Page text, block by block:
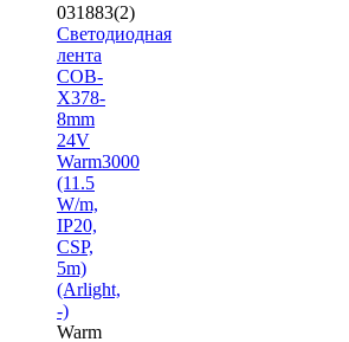
031883(2)
Светодиодная
лента
COB-
X378-
8mm
24V
Warm3000
(11.5
W/m,
IP20,
CSP,
5m)
(Arlight,
-)
Warm